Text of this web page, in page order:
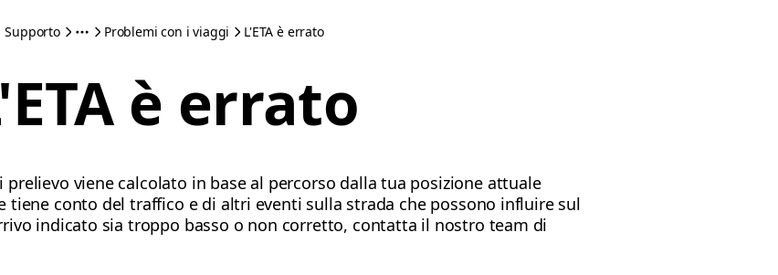
Supporto Problemi con i viaggi L'ETA è errato
è errato
viene calcolato in base al percorso dalla tua posizione attuale
tiene conto del traffico e di altri eventi sulla strada che possono influire sul
indicato sia troppo basso o non corretto, contatta il nostro team di